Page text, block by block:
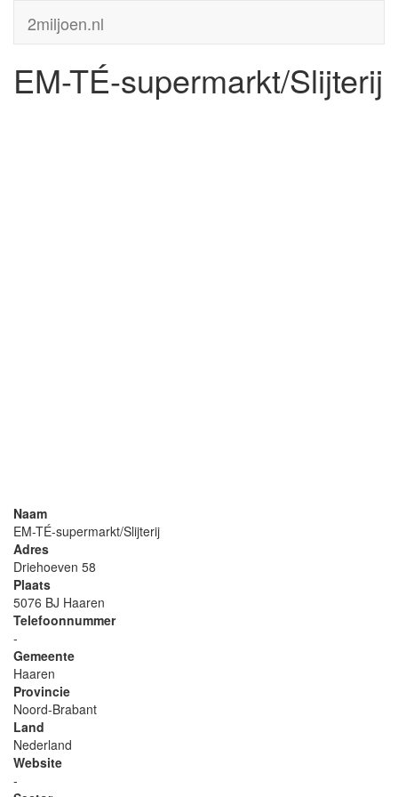
2miljoen.nl
EM-TÉ-supermarkt/Slijterij
Naam
EM-TÉ-supermarkt/Slijterij
Adres
Driehoeven 58
Plaats
5076 BJ Haaren
Telefoonnummer
-
Gemeente
Haaren
Provincie
Noord-Brabant
Land
Nederland
Website
-